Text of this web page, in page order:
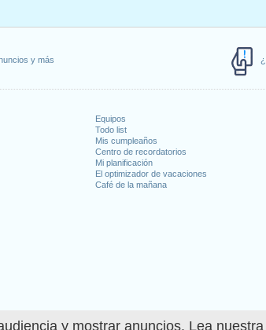
y mostrar anuncios. Lea nuestra
y más
Equipos
Todo list
Mis cumpleaños
Centro de recordatorios
Mi planificación
El optimizador de vacaciones
Café de la mañana